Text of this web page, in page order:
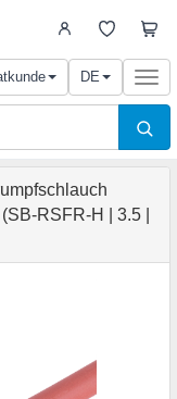
DE
RSFR-H | 3.5 |